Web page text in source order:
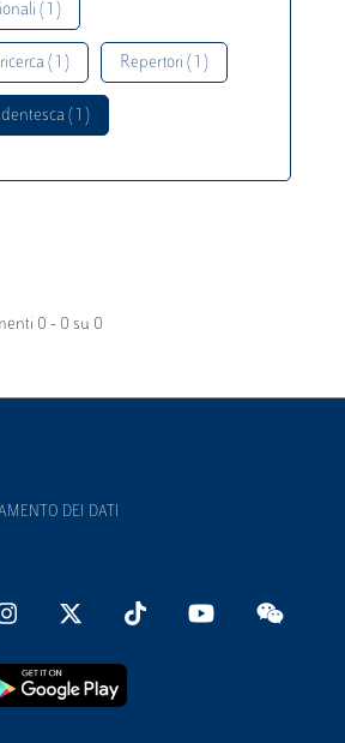
( 1 )
( 1 ) Repertori ( 1 )
( 1 )
0 - 0 su 0
DEI DATI